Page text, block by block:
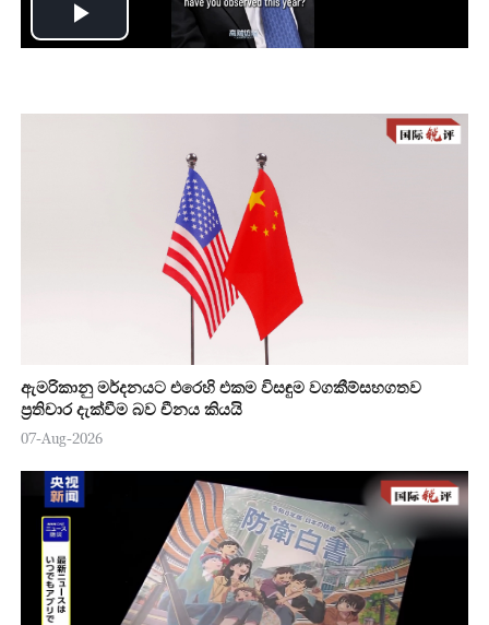
Play
ඇමරිකානු මර්දනයට එරෙහි එකම විසඳුම වගකීම්සහගතව
ප්‍රතිචාර දැක්වීම බව චීනය කියයි
07-Aug-2026